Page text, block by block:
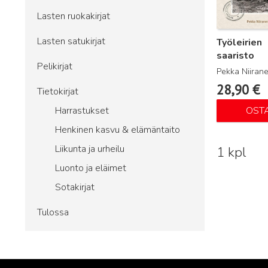
Lasten ruokakirjat
Lasten satukirjat
Pelikirjat
Tietokirjat
Harrastukset
Henkinen kasvu & elämäntaito
Liikunta ja urheilu
Luonto ja eläimet
Sotakirjat
Tulossa
Työleirien
saaristo
Pekka
28,90 €
1 kpl